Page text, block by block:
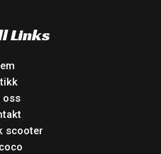
Links
oss
scooter